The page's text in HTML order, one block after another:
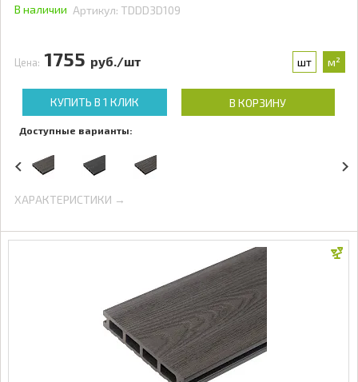
В наличии Артикул: TDDD3D109
Цена: 1755 руб./шт шт м²
КУПИТЬ В 1 КЛИК В КОРЗИНУ
Доступные варианты:
ХАРАКТЕРИСТИКИ →